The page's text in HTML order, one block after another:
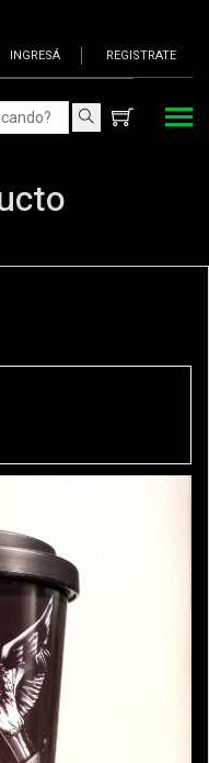
INGRESÁ REGISTRATE